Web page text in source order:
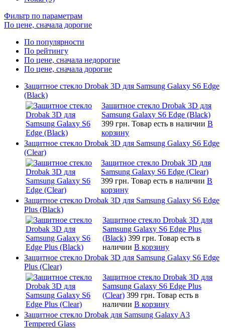
Фильтр по параметрам
По цене, сначала дорогие
По популярности
По рейтингу
По цене, сначала недорогие
По цене, сначала дорогие
Защитное стекло Drobak 3D для Samsung Galaxy S6 Edge
(Black)
Защитное стекло Drobak 3D для
Samsung Galaxy S6 Edge (Black)
399 грн. Товар есть в наличии В
корзину
Защитное стекло Drobak 3D для Samsung Galaxy S6 Edge
(Clear)
Защитное стекло Drobak 3D для
Samsung Galaxy S6 Edge (Clear)
399 грн. Товар есть в наличии В
корзину
Защитное стекло Drobak 3D для Samsung Galaxy S6 Edge
Plus (Black)
Защитное стекло Drobak 3D для
Samsung Galaxy S6 Edge Plus
(Black) 399 грн. Товар есть в
наличии В корзину
Защитное стекло Drobak 3D для Samsung Galaxy S6 Edge
Plus (Clear)
Защитное стекло Drobak 3D для
Samsung Galaxy S6 Edge Plus
(Clear) 399 грн. Товар есть в
наличии В корзину
Защитное стекло Drobak для Samsung Galaxy A3
Tempered Glass